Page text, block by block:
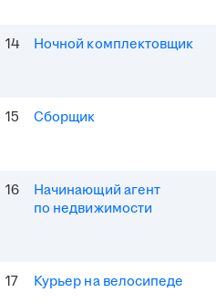
14 Ночной комплектовщик
15 Сборщик
16
Начинающий агент
по недвижимости
17 Курьер на велосипеде